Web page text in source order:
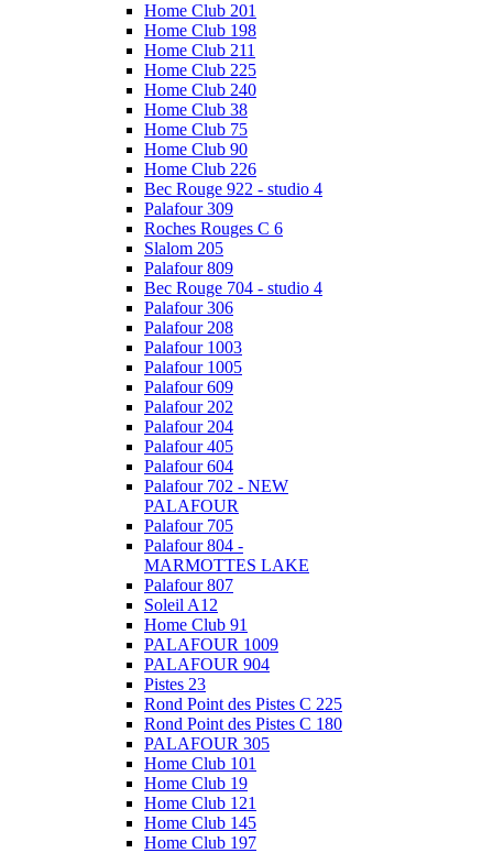
Home Club 201
Home Club 198
Home Club 211
Home Club 225
Home Club 240
Home Club 38
Home Club 75
Home Club 90
Home Club 226
Bec Rouge 922 - studio 4
Palafour 309
Roches Rouges C 6
Slalom 205
Palafour 809
Bec Rouge 704 - studio 4
Palafour 306
Palafour 208
Palafour 1003
Palafour 1005
Palafour 609
Palafour 202
Palafour 204
Palafour 405
Palafour 604
Palafour 702 - NEW
PALAFOUR
Palafour 705
Palafour 804 -
MARMOTTES LAKE
Palafour 807
Soleil A12
Home Club 91
PALAFOUR 1009
PALAFOUR 904
Pistes 23
Rond Point des Pistes C 225
Rond Point des Pistes C 180
PALAFOUR 305
Home Club 101
Home Club 19
Home Club 121
Home Club 145
Home Club 197